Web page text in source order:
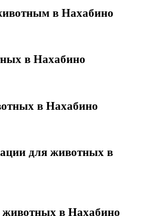
в Нахабино
в Нахабино
в Нахабино
для животных в
в Нахабино